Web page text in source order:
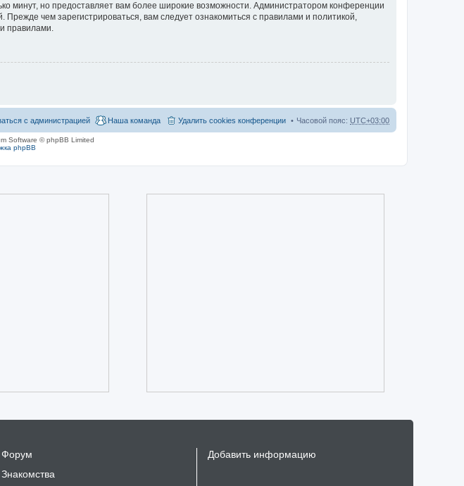
минут, но предоставляет вам более широкие возможности. Администратором конференции
чем зарегистрироваться, вам следует ознакомиться с правилами и политикой,
правилами.
Часовой пояс: UTC+03:00
Удалить cookies конференции
Наша команда
с администрацией
Software © phpBB Limited
phpBB
Форум
Знакомства
Добавить информацию